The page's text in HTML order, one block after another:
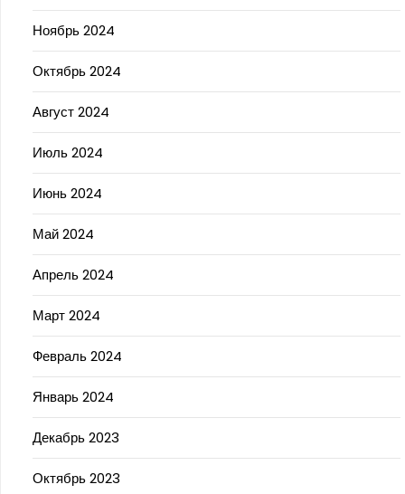
Ноябрь 2024
Октябрь 2024
Август 2024
Июль 2024
Июнь 2024
Май 2024
Апрель 2024
Март 2024
Февраль 2024
Январь 2024
Декабрь 2023
Октябрь 2023